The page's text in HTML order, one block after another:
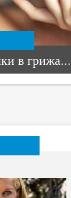
в грижа...